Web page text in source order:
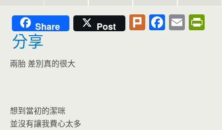
Share Post Pl F E
分享
兩胎 差別真的很大
想到當初的潔咪
並沒有讓我費心太多